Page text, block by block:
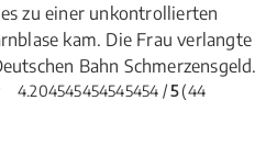
zu einer unkontrollierten
kam. Die Frau verlangte
Bahn Schmerzensgeld.
4.204545454545454 /5(44